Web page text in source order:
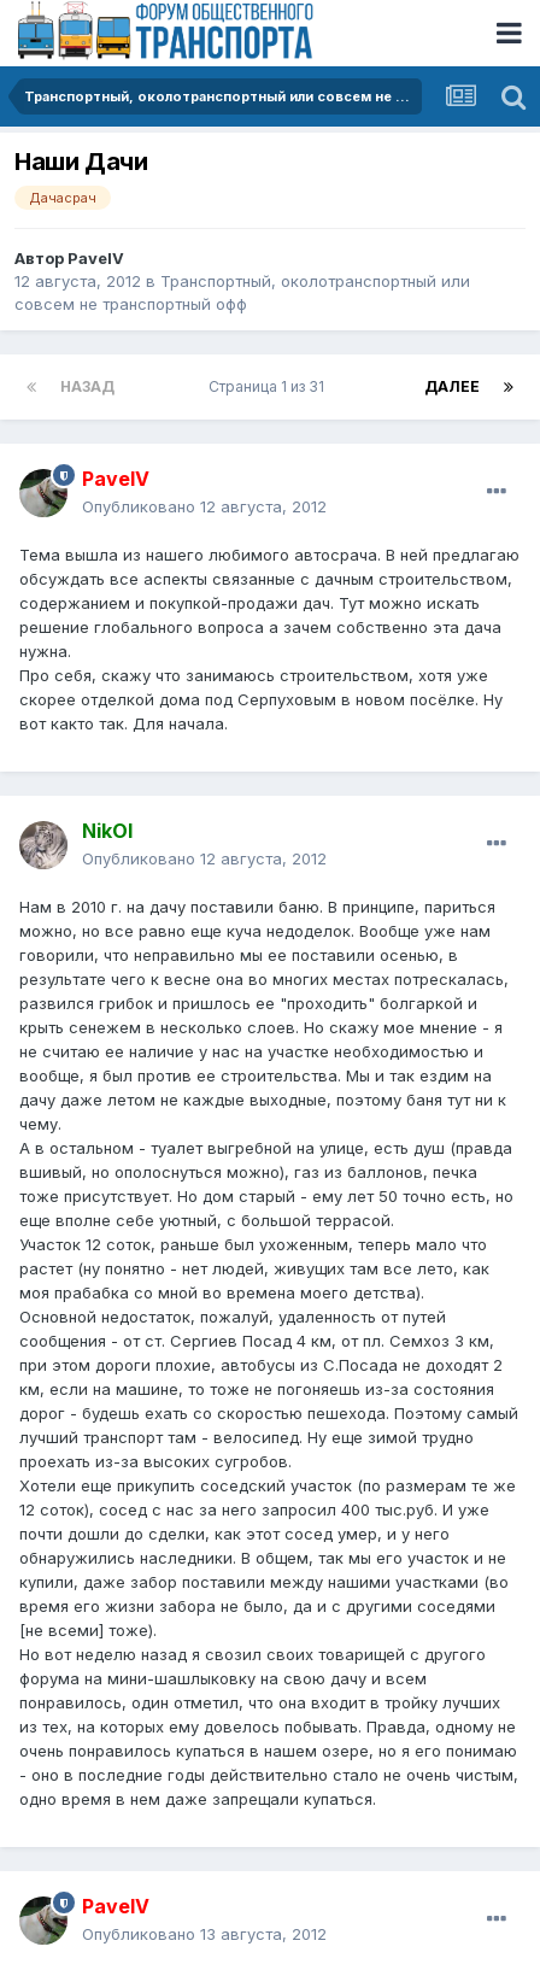
Транспортный, околотранспортный или совсем не транспортный офф
Наши Дачи
Дачасрач
Автор PavelV
12 августа, 2012 в Транспортный, околотранспортный или
совсем не транспортный офф
НАЗАД ДАЛЕЕ
Страница 1 из 31
PavelV
Опубликовано 12 августа, 2012
Тема вышла из нашего любимого автосрача. В ней предлагаю
обсуждать все аспекты связанные с дачным строительством,
содержанием и покупкой-продажи дач. Тут можно искать
решение глобального вопроса а зачем собственно эта дача
нужна.
Про себя, скажу что занимаюсь строительством, хотя уже
скорее отделкой дома под Серпуховым в новом посёлке. Ну
вот както так. Для начала.
NikOl
Опубликовано 12 августа, 2012
Нам в 2010 г. на дачу поставили баню. В принципе, париться
можно, но все равно еще куча недоделок. Вообще уже нам
говорили, что неправильно мы ее поставили осенью, в
результате чего к весне она во многих местах потрескалась,
развился грибок и пришлось ее "проходить" болгаркой и
крыть сенежем в несколько слоев. Но скажу мое мнение - я
не считаю ее наличие у нас на участке необходимостью и
вообще, я был против ее строительства. Мы и так ездим на
дачу даже летом не каждые выходные, поэтому баня тут ни к
чему.
А в остальном - туалет выгребной на улице, есть душ (правда
вшивый, но ополоснуться можно), газ из баллонов, печка
тоже присутствует. Но дом старый - ему лет 50 точно есть, но
еще вполне себе уютный, с большой террасой.
Участок 12 соток, раньше был ухоженным, теперь мало что
растет (ну понятно - нет людей, живущих там все лето, как
моя прабабка со мной во времена моего детства).
Основной недостаток, пожалуй, удаленность от путей
сообщения - от ст. Сергиев Посад 4 км, от пл. Семхоз 3 км,
при этом дороги плохие, автобусы из С.Посада не доходят 2
км, если на машине, то тоже не погоняешь из-за состояния
дорог - будешь ехать со скоростью пешехода. Поэтому самый
лучший транспорт там - велосипед. Ну еще зимой трудно
проехать из-за высоких сугробов.
Хотели еще прикупить соседский участок (по размерам те же
12 соток), сосед с нас за него запросил 400 тыс.руб. И уже
почти дошли до сделки, как этот сосед умер, и у него
обнаружились наследники. В общем, так мы его участок и не
купили, даже забор поставили между нашими участками (во
время его жизни забора не было, да и с другими соседями
[не всеми] тоже).
Но вот неделю назад я свозил своих товарищей с другого
форума на мини-шашлыковку на свою дачу и всем
понравилось, один отметил, что она входит в тройку лучших
из тех, на которых ему довелось побывать. Правда, одному не
очень понравилось купаться в нашем озере, но я его понимаю
- оно в последние годы действительно стало не очень чистым,
одно время в нем даже запрещали купаться.
PavelV
Опубликовано 13 августа, 2012